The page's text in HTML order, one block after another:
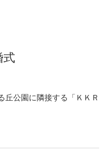
式
丘公園に隣接する「ＫＫＲ